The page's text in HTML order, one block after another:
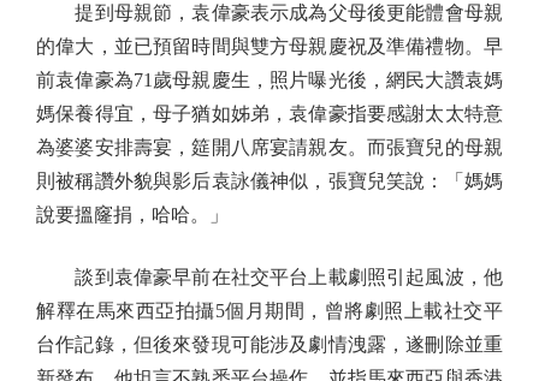
提到母親節，袁偉豪表示成為父母後更能體會母親
的偉大，並已預留時間與雙方母親慶祝及準備禮物。早
前袁偉豪為71歲母親慶生，照片曝光後，網民大讚袁媽
媽保養得宜，母子猶如姊弟，袁偉豪指要感謝太太特意
為婆婆安排壽宴，筵開八席宴請親友。而張寶兒的母親
則被稱讚外貌與影后袁詠儀神似，張寶兒笑說：「媽媽
說要搵窿捐，哈哈。」
談到袁偉豪早前在社交平台上載劇照引起風波，他
解釋在馬來西亞拍攝5個月期間，曾將劇照上載社交平
台作記錄，但後來發現可能涉及劇情洩露，遂刪除並重